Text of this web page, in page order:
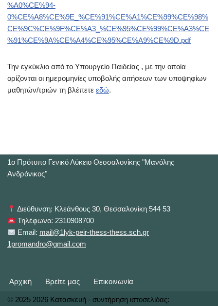
%A0%CE%94-
0%CE%A8%CE%9E_%CE%91%CE%A1%CE%99%CE%98%
CE%9C%CE%9F%CE%A3_%CE%95%CE%99%CE%A3%CE
%91%CE%9A%CE%A4%CE%95%CE%A9%CE%9D.pdf
Την εγκύκλιο από το Υπουργείο Παιδείας , με την οποία
ορίζονται οι ημερομηνίες υποβολής αιτήσεων των υποψηφίων
μαθητών/τριών τη βλέπετε εδώ.
1o Πρότυπο Γενικό Λύκειο Θεσσαλονίκης "Μανόλης
Ανδρόνικος"
Διεύθυνση: Κλεάνθους 30, Θεσσαλονίκη 544 53
Τηλέφωνο: 2310908700
Email: mail@1lyk-peir-thess-thess.sch.gr
1promandro@gmail.com
Αρχική Βρείτε μας Επικοινωνία
© 2025 2026 Κατασκευή - συντήρηση ιστοσελίδας: